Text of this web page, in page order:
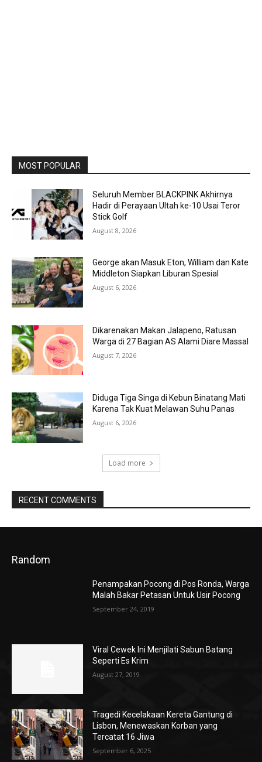
MOST POPULAR
Seluruh Member BLACKPINK Akhirnya
Hadir di Perayaan Ultah ke-10 Usai Teror
Stick Golf
August 8, 2026
George akan Masuk Eton, William dan Kate
Middleton Siapkan Liburan Spesial
August 6, 2026
Dikarenakan Makan Jalapeno, Ratusan
Warga di 27 Bagian AS Alami Diare Massal
August 7, 2026
Diduga Tiga Singa di Kebun Binatang Mati
Karena Tak Kuat Melawan Suhu Panas
August 6, 2026
Load more
RECENT COMMENTS
Random
Penampakan Pocong di Pos Ronda, Warga
Malah Bakar Petasan Untuk Usir Pocong
September 24, 2019
Viral Cewek Ini Menjilati Sabun Batang
Seperti Es Krim
August 27, 2019
Tragedi Kecelakaan Kereta Gantung di
Lisbon, Menewaskan Korban yang
Tercatat 16 Jiwa
September 6, 2025